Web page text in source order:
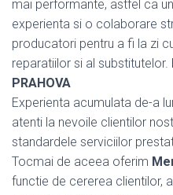
mai performante, astfel ca
experienta si o colaborare
producatori pentru a fi la zi
reparatiilor si al substitutelor.
PRAHOVA
Experienta acumulata de-a
atenti la nevoile clientilor
standardele serviciilor
Tocmai de aceea oferim
functie de cererea clientilor,